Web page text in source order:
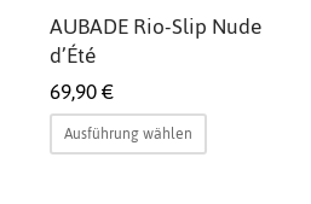
AUBADE Rio-Slip Nude
d’Été
69,90€
Ausführung wählen Dieses
Produkt